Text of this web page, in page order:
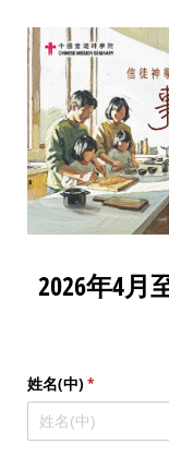
2026年4月
姓名(中) *
(required)